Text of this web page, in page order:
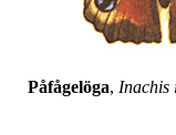
Påfågelöga, Inachis